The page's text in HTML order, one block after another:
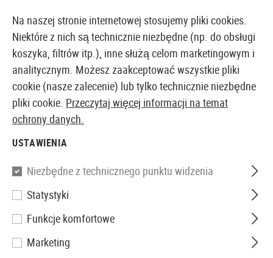
EUROPEJSKI AIRSOFT SKLEP I HURTOWNIA
Strona główna
Magazine M14 Hicap 470rds
Na naszej stronie internetowej stosujemy pliki cookies.
Niektóre z nich są technicznie niezbędne (np. do obsługi
koszyka, filtrów itp.), inne służą celom marketingowym i
analitycznym. Możesz zaakceptować wszystkie pliki
cookie (nasze zalecenie) lub tylko technicznie niezbędne
pliki cookie. Przeczytaj więcej informacji na temat
ochrony danych.
USTAWIENIA
Niezbędne z technicznego punktu widzenia
Statystyki
Funkcje komfortowe
Marketing